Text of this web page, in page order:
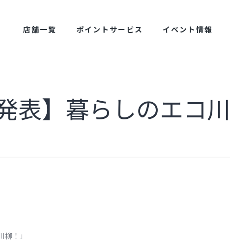
店舗一覧 ポイントサービス イベント情報
表】暮らしのエコ
！」